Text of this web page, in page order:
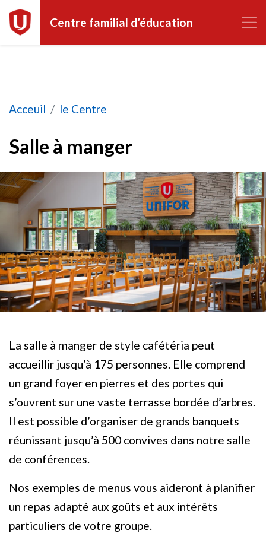
Centre familial d’éducation
Acceuil le Centre
Salle à manger
Salle à manger
La salle à manger de style cafétéria peut
accueillir jusqu’à 175 personnes. Elle comprend
un grand foyer en pierres et des portes qui
s’ouvrent sur une vaste terrasse bordée d’arbres.
Il est possible d’organiser de grands banquets
réunissant jusqu’à 500 convives dans notre salle
de conférences.
Nos exemples de menus vous aideront à planifier
un repas adapté aux goûts et aux intérêts
particuliers de votre groupe.